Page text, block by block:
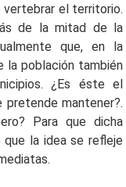
vertebrar el territorio.
de la mitad de la
que, en la
la población también
¿Es éste el
mantener?.
Para que dicha
que la idea se refleje